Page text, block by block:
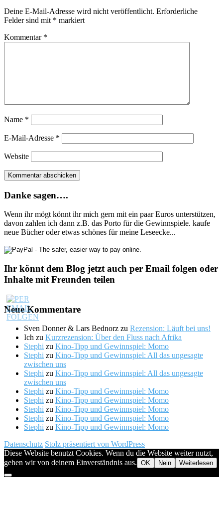
Deine E-Mail-Adresse wird nicht veröffentlicht. Erforderliche
Felder sind mit * markiert
Kommentar *
Name *
E-Mail-Adresse *
Website
Danke sagen….
Wenn ihr mögt könnt ihr mich gern mit ein paar Euros unterstützen,
davon zahlen ich dann z.B. das Porto für die Gewinnspiele. kaufe
neue Bücher oder etwas schönes für meine Leseecke...
Ihr könnt dem Blog jetzt auch per Email folgen oder
Inhalte mit Freunden teilen
Neue Kommentare
Sven Donner & Lars Bednorz zu Rezension: Läuft bei uns!
Ich zu Kurzrezension: Über den Fluss nach Afrika
Stephi zu Kino-Tipp und Gewinnspiel: Momo
Stephi zu Kino-Tipp und Gewinnspiel: All das ungesagte
zwischen uns
Stephi zu Kino-Tipp und Gewinnspiel: All das ungesagte
zwischen uns
Stephi zu Kino-Tipp und Gewinnspiel: Momo
Stephi zu Kino-Tipp und Gewinnspiel: Momo
Stephi zu Kino-Tipp und Gewinnspiel: Momo
Stephi zu Kino-Tipp und Gewinnspiel: Momo
Stephi zu Kino-Tipp und Gewinnspiel: Momo
Datenschutz Stolz präsentiert von WordPress
Diese Website benutzt Cookies. Wenn du die Website weiter nutzt,
gehen wir von deinem Einverständnis aus. OK Nein Weiterlesen